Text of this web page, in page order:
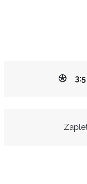
3:5